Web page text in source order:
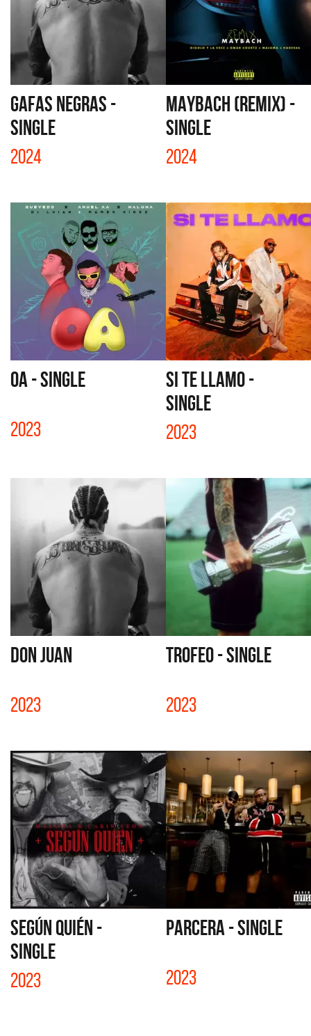
GAFAS NEGRAS -
SINGLE
2024
MAYBACH (REMIX) -
SINGLE
2024
OA - SINGLE
2023
SI TE LLAMO -
SINGLE
2023
DON JUAN
2023
TROFEO - SINGLE
2023
SEGÚN QUIÉN -
SINGLE
2023
PARCERA - SINGLE
2023